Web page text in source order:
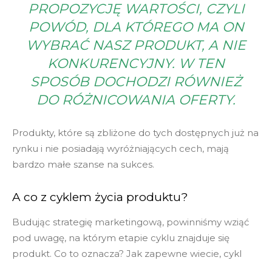
PROPOZYCJĘ WARTOŚCI, CZYLI
POWÓD, DLA KTÓREGO MA ON
WYBRAĆ NASZ PRODUKT, A NIE
KONKURENCYJNY. W TEN
SPOSÓB DOCHODZI RÓWNIEŻ
DO RÓŻNICOWANIA OFERTY.
Produkty, które są zbliżone do tych dostępnych już na
rynku i nie posiadają wyróżniających cech, mają
bardzo małe szanse na sukces.
A co z cyklem życia produktu?
Budując strategię marketingową, powinniśmy wziąć
pod uwagę, na którym etapie cyklu znajduje się
produkt. Co to oznacza? Jak zapewne wiecie, cykl